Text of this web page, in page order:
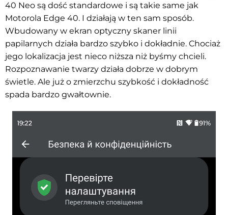
40 Neo są dość standardowe i są takie same jak
Motorola Edge 40. I działają w ten sam sposób.
Wbudowany w ekran optyczny skaner linii
papilarnych działa bardzo szybko i dokładnie. Chociaż
jego lokalizacja jest nieco niższa niż byśmy chcieli.
Rozpoznawanie twarzy działa dobrze w dobrym
świetle. Ale już o zmierzchu szybkość i dokładność
spada bardzo gwałtownie.